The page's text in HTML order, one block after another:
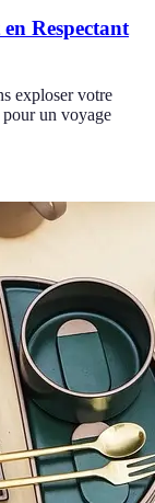
Respectant
exploser votre
pour un voyage